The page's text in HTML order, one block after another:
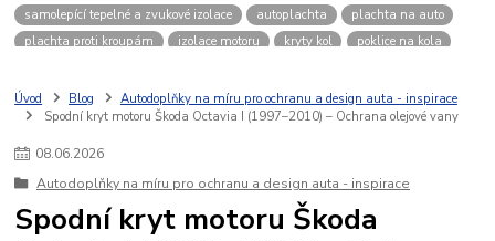
samolepící tepelné a zvukové izolace
autoplachta
plachta na auto
plachta proti kroupám
izolace motoru kryty kol
poklice na kola
leštěnka na auto
Pulzní nabíječka autobaterie
čisté auto
Izolace kapoty motoru
zvuková izolace
Úvod Blog
Autodoplňky na míru pro ochranu a design auta - inspirace
Spodní kryt motoru Škoda Octavia I (1997–2010) – Ochrana olejové vany
08.06.2026
Autodoplňky na míru pro ochranu a design auta - inspirace
Spodní kryt motoru Škoda